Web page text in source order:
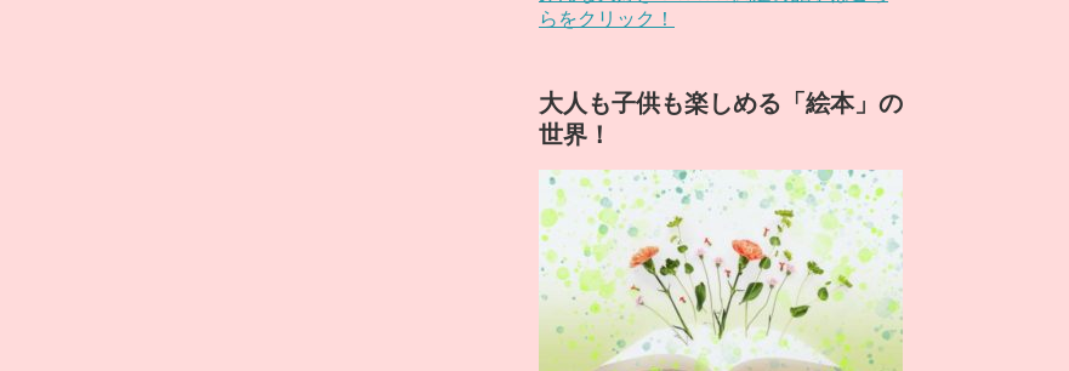
らをクリック！
大人も子供も楽しめる「絵本」の
世界！